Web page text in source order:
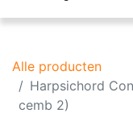
Alle producten
Harpsichord
cemb 2)